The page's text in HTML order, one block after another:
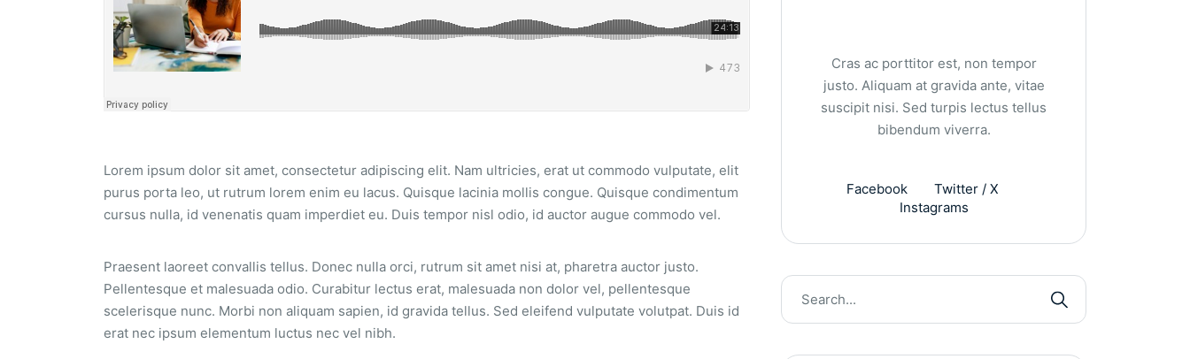
Lorem ipsum dolor sit amet, consectetur adipiscing elit. Nam ultricies, erat ut commodo vulputate, elit
purus porta leo, ut rutrum lorem enim eu lacus. Quisque lacinia mollis congue. Quisque condimentum
cursus nulla, id venenatis quam imperdiet eu. Duis tempor nisl odio, id auctor augue commodo vel.
Praesent laoreet convallis tellus. Donec nulla orci, rutrum sit amet nisi at, pharetra auctor justo.
Pellentesque et malesuada odio. Curabitur lectus erat, malesuada non dolor vel, pellentesque
scelerisque nunc. Morbi non aliquam sapien, id gravida tellus. Sed eleifend vulputate volutpat. Duis id
erat nec ipsum elementum luctus nec vel nibh.
Cras ac porttitor est, non tempor
justo. Aliquam at gravida ante, vitae
suscipit nisi. Sed turpis lectus tellus
bibendum viverra.
Facebook
Twitter / X
Instagrams